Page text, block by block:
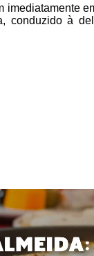
conduzido à